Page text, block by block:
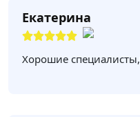
Екатерина
Хорошие